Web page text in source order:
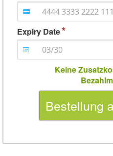
Expiry Date
Keine
Bestellung